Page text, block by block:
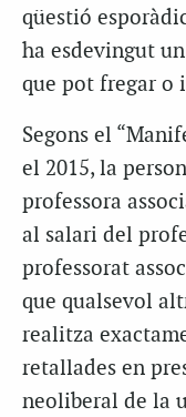
qüestió
ha esdevingut
que pot fregar o
Segons el
el 2015, la
professora
al salari del
professorat
que qualsevol
realitza
retallades en
neoliberal de la